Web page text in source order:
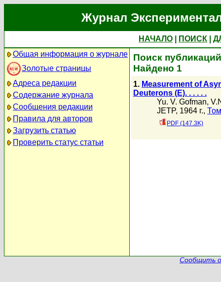
Журнал
НАЧАЛО ПОИСК
Общая информация о журнале
Золотые страницы
Адреса редакции
Содержание журнала
Сообщения редакции
Правила для авторов
Загрузить статью
Проверить статус статьи
Поиск
Найдено 1
1. Measurement of
Deuterons (E). . . . . .
Yu. V. Gofman,
JETP, 1964 г.,
PDF (147.3K)
Сообщить о